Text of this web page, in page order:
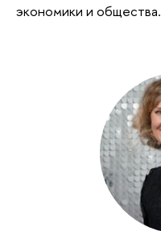
экономики и общества.